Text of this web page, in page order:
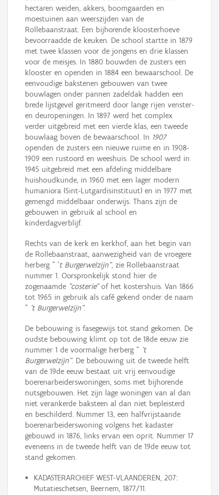
hectaren weiden, akkers, boomgaarden en
moestuinen aan weerszijden van de
Rollebaanstraat. Een bijhorende kloosterhoeve
bevoorraadde de keuken. De school startte in 1879
met twee klassen voor de jongens en drie klassen
voor de meisjes. In 1880 bouwden de zusters een
klooster en openden in 1884 een bewaarschool. De
eenvoudige bakstenen gebouwen van twee
bouwlagen onder pannen zadeldak hadden een
brede lijstgevel geritmeerd door lange rijen venster-
en deuropeningen. In 1897 werd het complex
verder uitgebreid met een vierde klas, een tweede
bouwlaag boven de bewaarschool. In 1907
openden de zusters een nieuwe ruime en in 1908-
1909 een rustoord en weeshuis. De school werd in
1945 uitgebreid met een afdeling middelbare
huishoudkunde, in 1960 met een lager modern
humaniora (Sint-Lutgardisinstituut) en in 1977 met
gemengd middelbaar onderwijs. Thans zijn de
gebouwen in gebruik al school en
kinderdagverblijf.
Rechts van de kerk en kerkhof, aan het begin van
de Rollebaanstraat, aanwezigheid van de vroegere
herberg " 't Burgerwelzijn", zie Rollebaanstraat
nummer 1. Oorspronkelijk stond hier de
zogenaamde "costerie"of het kostershuis. Van 1866
tot 1965 in gebruik als café gekend onder de naam
" 't Burgerwelzijn".
De bebouwing is fasegewijs tot stand gekomen. De
oudste bebouwing klimt op tot de 18de eeuw zie
nummer 1 de voormalige herberg " 't
Burgerwelzijn". De bebouwing uit de tweede helft
van de 19de eeuw bestaat uit vrij eenvoudige
boerenarbeiderswoningen, soms met bijhorende
nutsgebouwen. Het zijn lage woningen van al dan
niet verankerde baksteen al dan niet bepleisterd
en beschilderd. Nummer 13, een halfvrijstaande
boerenarbeiderswoning volgens het kadaster
gebouwd in 1876, links ervan een oprit. Nummer 17
eveneens in de tweede helft van de 19de eeuw tot
stand gekomen.
KADASTERARCHIEF WEST-VLAANDEREN, 207:
Mutatieschetsen, Beernem, 1877/11.